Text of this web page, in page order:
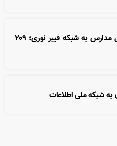
آغاز اجرای طرح ملی اتصال مدارس به شبکه فیبر نوری؛ ۲۰۹